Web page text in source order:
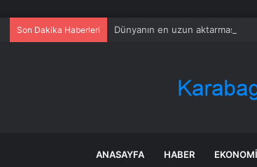
Son Dakika Haberleri Dünyanın en uzun aktarmasız
ANASAYFA HABER EKONOMI